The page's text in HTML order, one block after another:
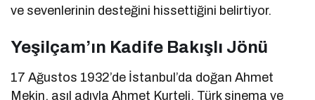
ve sevenlerinin desteğini hissettiğini belirtiyor.
Yeşilçam’ın Kadife Bakışlı Jönü
17 Ağustos 1932’de İstanbul’da doğan Ahmet
Mekin, asıl adıyla Ahmet Kurteli, Türk sinema ve